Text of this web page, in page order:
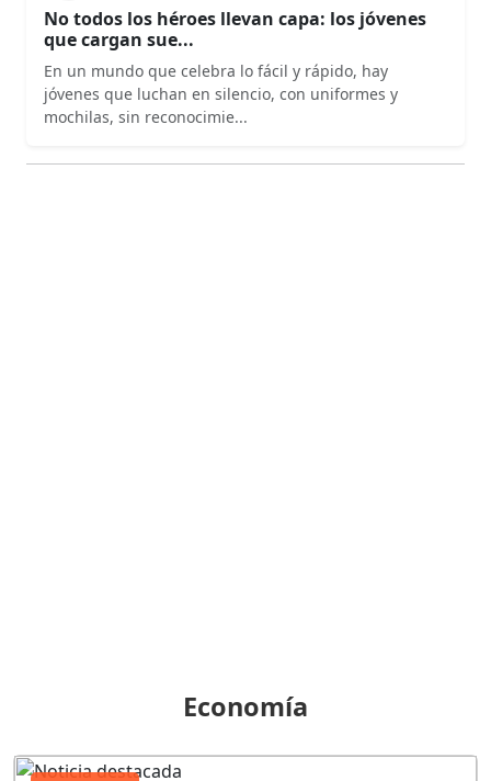
No todos los héroes llevan capa: los jóvenes
que cargan sue...
En un mundo que celebra lo fácil y rápido, hay
jóvenes que luchan en silencio, con uniformes y
mochilas, sin reconocimie...
Economía